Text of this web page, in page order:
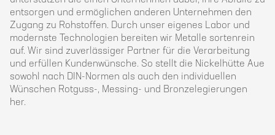
entsorgen und ermöglichen anderen Unternehmen den
Zugang zu Rohstoffen. Durch unser eigenes Labor und
modernste Technologien bereiten wir Metalle sortenrein
auf. Wir sind zuverlässiger Partner für die Verarbeitung
und erfüllen Kundenwünsche. So stellt die Nickelhütte Aue
sowohl nach DIN-Normen als auch den individuellen
Wünschen Rotguss-, Messing- und Bronzelegierungen
her.